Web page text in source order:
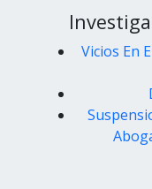
Vicios En